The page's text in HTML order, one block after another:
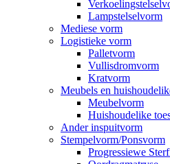
Lampstelselvorm
Mediese vorm
Logistieke vorm
Palletvorm
Vullisdromvorm
Kratvorm
Meubels en
Meubelvorm
Huishoudelike
Ander inspuitvorm
Stempelvorm/Ponsvorm
Progressiewe